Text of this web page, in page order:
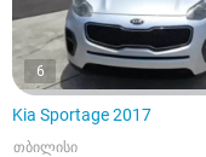
6
Kia Sportage 2017
თბილისი